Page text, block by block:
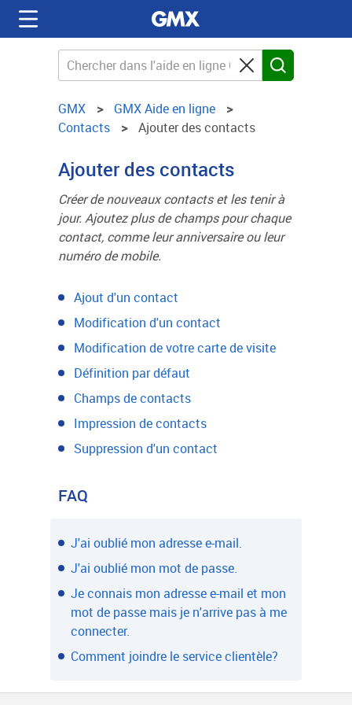
GMX
GMX Aide en ligne
Contacts
Ajouter des contacts
Ajouter des contacts
Créer de nouveaux contacts et les tenir à
jour. Ajoutez plus de champs pour chaque
contact, comme leur anniversaire ou leur
numéro de mobile.
Ajout d'un contact
Modification d'un contact
Modification de votre carte de visite
Définition par défaut
Champs de contacts
Impression de contacts
Suppression d'un contact
FAQ
J'ai oublié mon adresse e-mail.
J'ai oublié mon mot de passe.
Je connais mon adresse e-mail et mon
mot de passe mais je n'arrive pas à me
connecter.
Comment joindre le service clientèle?